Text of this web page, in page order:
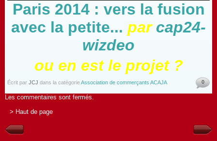
Paris 2014 : vers la fusion
avec la petite... par cap24-
wizdeo
ou en est le projet ?
Écrit par JCJ dans la catégorieAssociation de commerçants ACAJA 0
Les commentaires sont fermés.
> Haut de page